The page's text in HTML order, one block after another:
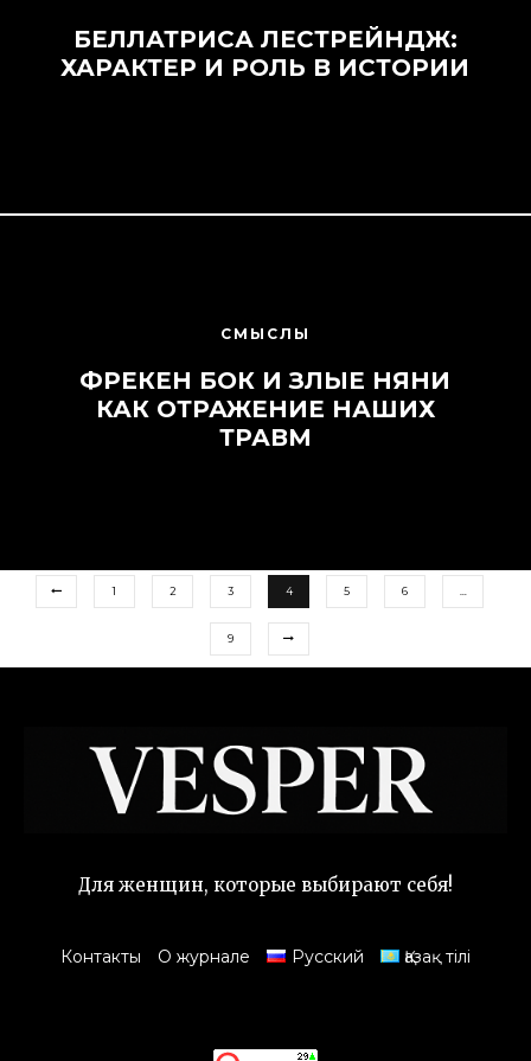
БЕЛЛАТРИСА ЛЕСТРЕЙНДЖ:
ХАРАКТЕР И РОЛЬ В ИСТОРИИ
СМЫСЛЫ
ФРЕКЕН БОК И ЗЛЫЕ НЯНИ
КАК ОТРАЖЕНИЕ НАШИХ
ТРАВМ
1 2 3 4 5 6
9
Для женщин, которые выбирают себя!
Контакты О журнале Русский Қазақ тілі